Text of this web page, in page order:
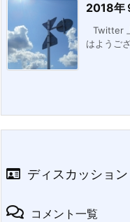
2018年
Twitter
はようご
ディスカッション
コメント一覧